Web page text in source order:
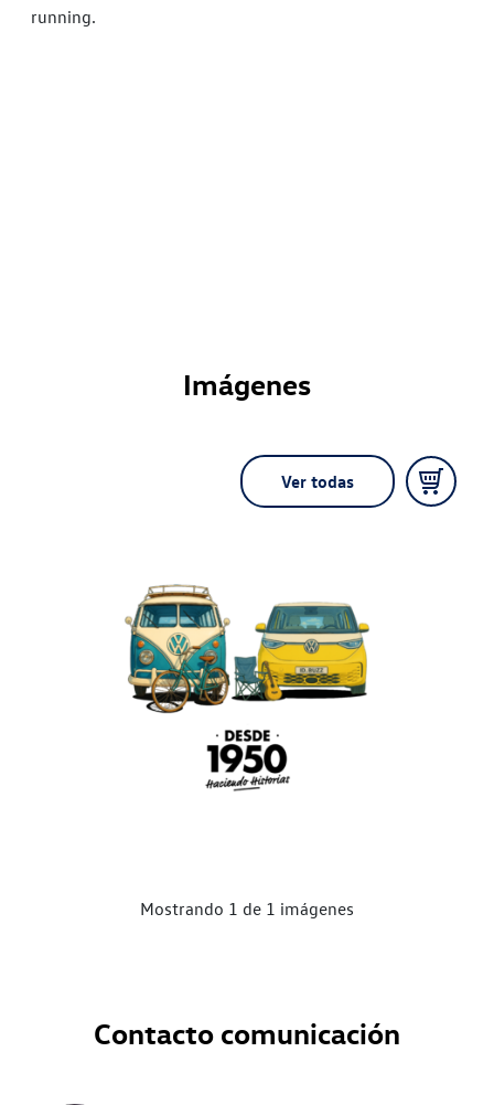
running.
Imágenes
Ver todas
Mostrando 1 de 1 imágenes
Contacto comunicación